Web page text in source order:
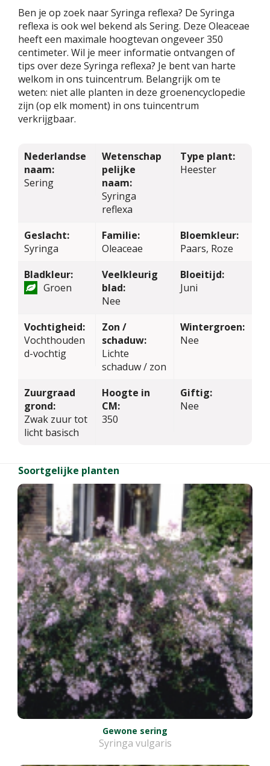
Ben je op zoek naar Syringa reflexa? De Syringa
reflexa is ook wel bekend als Sering. Deze Oleaceae
heeft een maximale hoogtevan ongeveer 350
centimeter. Wil je meer informatie ontvangen of
tips over deze Syringa reflexa? Je bent van harte
welkom in ons tuincentrum. Belangrijk om te
weten: niet alle planten in deze groenencyclopedie
zijn (op elk moment) in ons tuincentrum
verkrijgbaar.
Nederlandse
naam:
Sering
Wetenschap
pelijke
naam:
Syringa
reflexa
Type plant:
Heester
Geslacht:
Syringa
Familie:
Oleaceae
Bloemkleur:
Paars, Roze
Bladkleur:
Groen
Veelkleurig
blad:
Nee
Bloeitijd:
Juni
Vochtigheid:
Vochthouden
d-vochtig
Zon /
schaduw:
Lichte
schaduw / zon
Wintergroen:
Nee
Zuurgraad
grond:
Zwak zuur tot
licht basisch
Hoogte in
CM:
350
Giftig:
Nee
Soortgelijke planten
Gewone sering
Syringa vulgaris